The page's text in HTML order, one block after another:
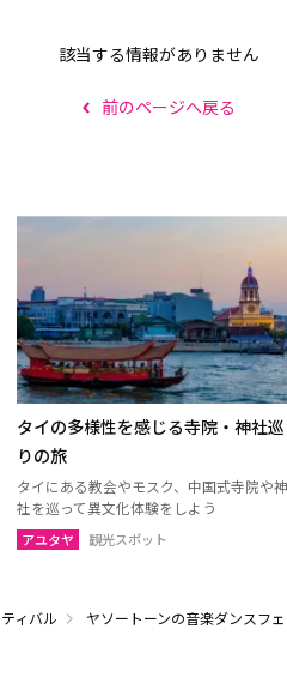
該当する情報がありません
前のページへ戻る
タイの多様性を感じる寺院・神社巡
りの旅
タイにある教会やモスク、中国式寺院や神
社を巡って異文化体験をしよう
アユタヤ 観光スポット
ィバル ヤソートーンの音楽ダンスフ